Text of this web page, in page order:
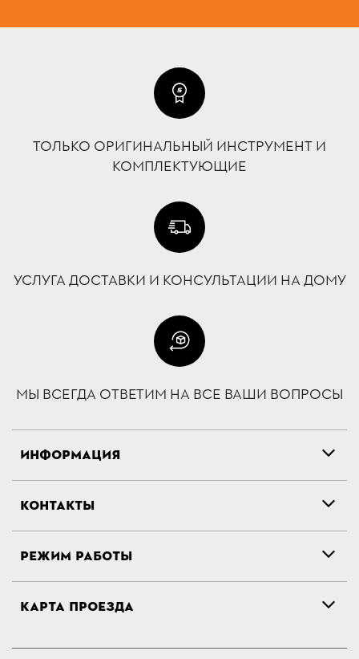
ТОЛЬКО ОРИГИНАЛЬНЫЙ ИНСТРУМЕНТ И
КОМПЛЕКТУЮЩИЕ
УСЛУГА ДОСТАВКИ И КОНСУЛЬТАЦИИ НА ДОМУ
МЫ ВСЕГДА ОТВЕТИМ НА ВСЕ ВАШИ ВОПРОСЫ
ИНФОРМАЦИЯ
КОНТАКТЫ
РЕЖИМ РАБОТЫ
КАРТА ПРОЕЗДА